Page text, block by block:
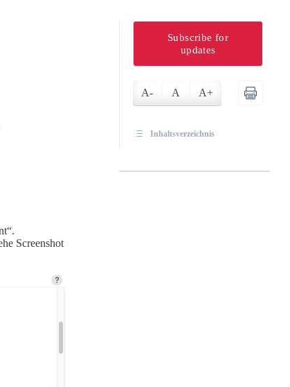
Screenshot
Subscribe for
updates
A- A A+
Inhaltsverzeichnis